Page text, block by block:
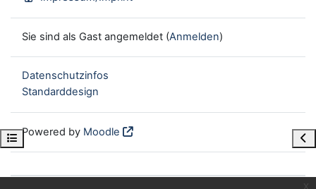
Kursindex öffnen
Sie sind als Gast angemeldet (Anmelden)
Datenschutzinfos
Standarddesign
Powered by Moodle